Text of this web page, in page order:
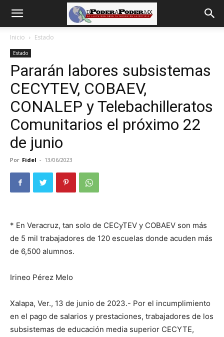
poder
Poder
Inicio Estado
Estado
Pararán labores subsistemas
CECYTEV, COBAEV,
CONALEP y Telebachilleratos
Comunitarios el próximo 22
de junio
Por Fidel - 13/06/2023
* En Veracruz, tan solo de CECyTEV y COBAEV son más
de 5 mil trabajadores de 120 escuelas donde acuden más
de 6,500 alumnos.
Irineo Pérez Melo
Xalapa, Ver., 13 de junio de 2023.- Por el incumplimiento
en el pago de salarios y prestaciones, trabajadores de los
subsistemas de educación media superior CECYTE,